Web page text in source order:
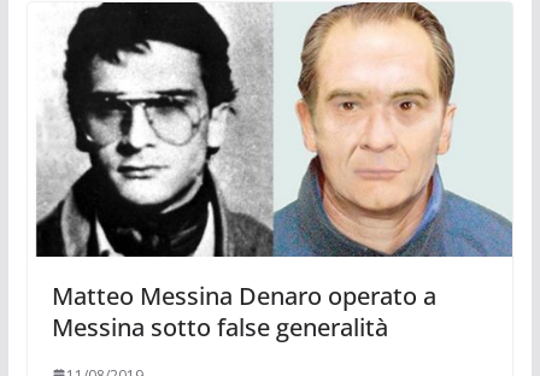
Matteo Messina Denaro operato a
Messina sotto false generalità